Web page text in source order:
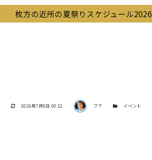
枚方の近所の夏祭りスケジュール2026
更新日
2026年7月9日 00:22 著者 フク カテゴリー
イベント